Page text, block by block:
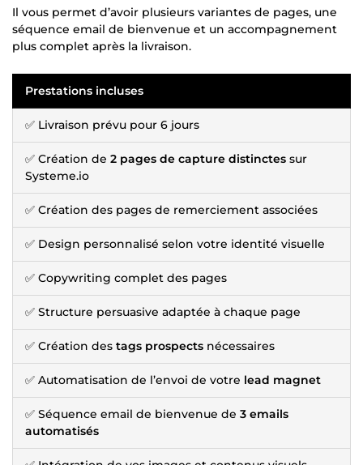
Il vous permet d’avoir plusieurs variantes de pages, une
séquence email de bienvenue et un accompagnement
plus complet après la livraison.
Prestations incluses
✅ Livraison prévu pour 6 jours
✅ Création de 2 pages de capture distinctes sur
Systeme.io
✅ Création des pages de remerciement associées
✅ Design personnalisé selon votre identité visuelle
✅ Copywriting complet des pages
✅ Structure persuasive adaptée à chaque page
✅ Création des tags prospects nécessaires
✅ Automatisation de l’envoi de votre lead magnet
✅ Séquence email de bienvenue de 3 emails
automatisés